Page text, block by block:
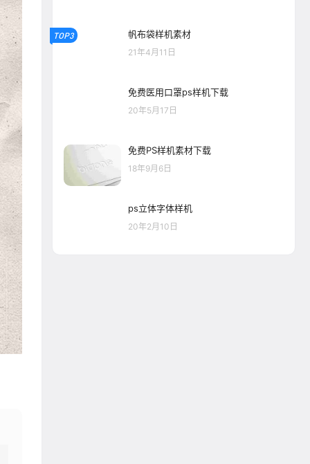
TOP3 帆布袋样机素材
21年4月11日
免费医用口罩ps样机下载
20年5月17日
免费PS样机素材下载
18年9月6日
ps立体字体样机
20年2月10日